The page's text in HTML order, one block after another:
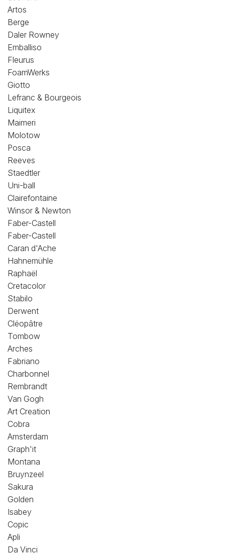
Loisirs Créatifs
Coffrets & cadeaux
Encadrement
mail
Artos
Berge
Daler Rowney
Emballiso
Fleurus
FoamWerks
Giotto
Lefranc & Bourgeois
Liquitex
Maimeri
Molotow
Posca
Reeves
Staedtler
Uni-ball
Clairefontaine
Winsor & Newton
Faber-Castell
Faber-Castell
Caran d'Ache
Hahnemühle
Raphaël
Cretacolor
Stabilo
Derwent
Cléopâtre
Tombow
Arches
Fabriano
Charbonnel
Rembrandt
Van Gogh
Art Creation
Cobra
Amsterdam
Graph'it
Montana
Bruynzeel
Sakura
Golden
Isabey
Copic
Apli
Da Vinci